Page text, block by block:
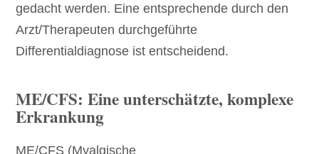
gedacht werden. Eine entsprechende durch den
Arzt/Therapeuten durchgeführte
Differentialdiagnose ist entscheidend.
ME/CFS: Eine unterschätzte, komplexe
Erkrankung
ME/CFS (Myalgische